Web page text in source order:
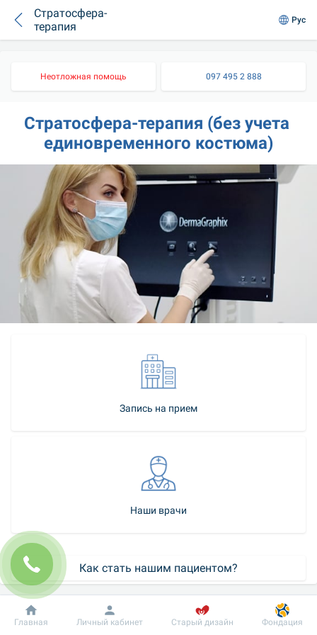
Стратосфера-
терапия
Рус
Неотложная помощь 097 495 2 888
Стратосфера-терапия (без учета
единовременного костюма)
Запись на прием
Наши врачи
Как стать нашим пациентом?
Контакт-центр
Добробут Информация Пациенту
Главная Личный кабинет Старый дизайн Фондация